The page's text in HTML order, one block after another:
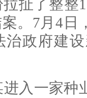
扯了整整
。7月4日
治政府建
进入一家种